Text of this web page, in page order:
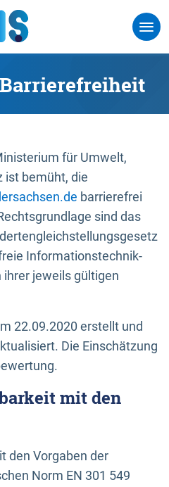
für Umwelt,
ist bemüht, die
barrierefrei
sind das
Informationstechnik-
ihrer jeweils gültigen
22.09.2020 erstellt und
Die Einschätzung
mit den
den Vorgaben der
Norm EN 301 549